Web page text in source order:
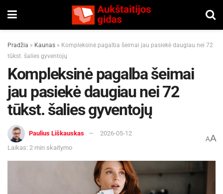
Pradžia » Kaunas » Kompleksinė pagalba šeimai jau pasiekė daugiau nei 72
tūkst. šalies gyventojų
Kompleksinė pagalba šeimai
jau pasiekė daugiau nei 72
tūkst. šalies gyventojų
Paulius Liškauskas
2026-05-12
Laikas: 2 min skaitymo
AA